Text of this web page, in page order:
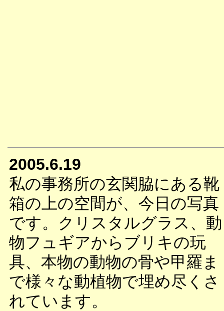
2005.6.19
私の事務所の玄関脇にある靴
箱の上の空間が、今日の写真
です。クリスタルグラス、動
物フュギアからブリキの玩
具、本物の動物の骨や甲羅ま
で様々な動植物で埋め尽くさ
れています。